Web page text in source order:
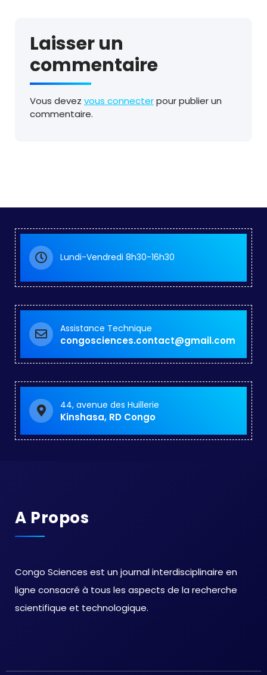
Laisser un
commentaire
Vous devez vous connecterpour publier un
commentaire.
Lundi-Vendredi 8h30-16h30
Assistance Technique
congosciences.contact@gmail.com
44, avenue des Huillerie
Kinshasa, RD Congo
A Propos
Congo Sciences est un journal interdisciplinaire en
ligne consacré à tous les aspects de la recherche
scientifique et technologique.